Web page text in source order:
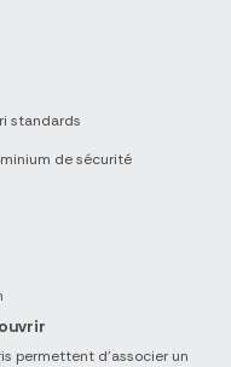
standards
de sécurité
permettent d'associer un